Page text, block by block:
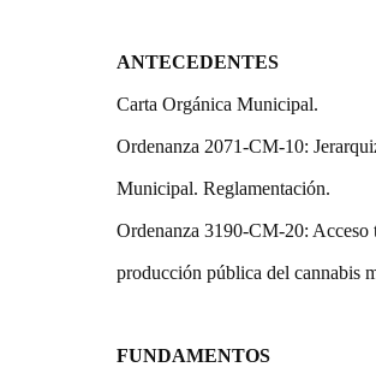
ANTECEDENTES
Carta Orgánica Municipal.
Ordenanza 2071-CM-10:
Municipal. Reglamentación.
Ordenanza 3190-CM-20:
producción pública del cannabis
FUNDAMENTOS